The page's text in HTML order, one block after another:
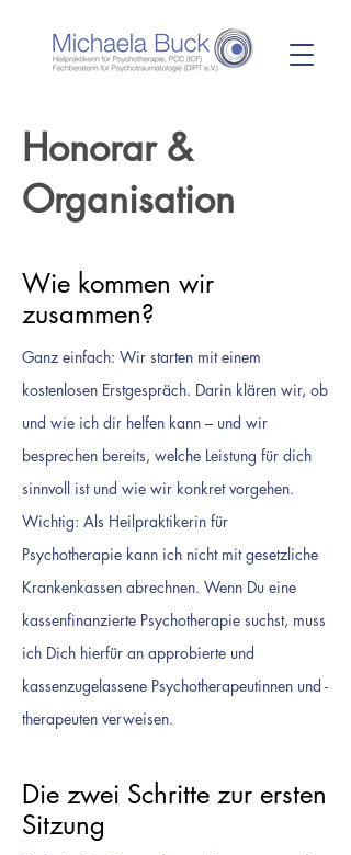
Honorar &
Organisation
Wie kommen wir
zusammen?
Ganz einfach: Wir starten mit einem
kostenlosen Erstgespräch. Darin klären wir, ob
und wie ich dir helfen kann – und wir
besprechen bereits, welche Leistung für dich
sinnvoll ist und wie wir konkret vorgehen.
Wichtig: Als Heilpraktikerin für
Psychotherapie kann ich nicht mit gesetzliche
Krankenkassen abrechnen. Wenn Du eine
kassenfinanzierte Psychotherapie suchst, muss
ich Dich hierfür an approbierte und
kassenzugelassene Psychotherapeutinnen und -
therapeuten verweisen.
Die zwei Schritte zur ersten
Sitzung